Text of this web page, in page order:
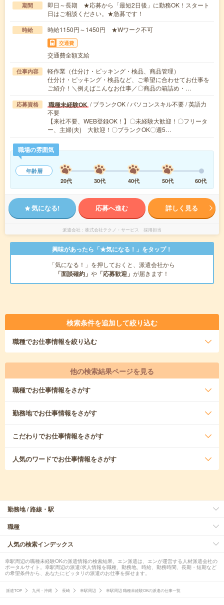
期間
即日～長期 ★応募から「最短2日後」に勤務OK！スタート
日はご相談ください。★急募です！
時給 時給1150円～1450円 ★Wワーク不可
交通費
交通費全額支給
仕事内容
軽作業（仕分け・ピッキング・検品、商品管理）
仕分け・ピッキング・検品など、ご希望に合わせてお仕事を
ご紹介！＼例えばこんなお仕事／〇商品の箱詰め・…
応募資格 職種未経験OK / ブランクOK / パソコンスキル不要 / 英語力
不要
【来社不要、WEB登録OK！】〇未経験大歓迎！〇フリータ
ー、主婦(夫) 大歓迎！〇ブランクOK〇週5…
職場の雰囲気
年齢層
20代
30代 40代 50代 60代
気になる! 応募へ進む 詳しく見る
派遣会社 株式会社テクノ・サービス 採用担当
興味があったら「★気になる！」をタップ！
「気になる！」を押しておくと、派遣会社から
「面談確約」 や 「応募歓迎」 が届きます！
検索条件を追加して絞り込む
職種でお仕事情報を絞り込む
他の検索結果ページを見る
職種でお仕事情報をさがす
勤務地でお仕事情報をさがす
こだわりでお仕事情報をさがす
人気のワードでお仕事情報をさがす
勤務地 / 路線・駅
職種
人気の検索インデックス
幸駅周辺の職種未経験OKの派遣情報の検索結果。エン派遣は、エンが運営する人材派遣会社の
ポータルサイト。幸駅周辺の派遣/求人情報を職種、勤務地、時給、勤務時間、長期・短期など
の希望条件から、あなたにピッタリの派遣のお仕事を探せます。
派遣TOP 九州・沖縄 長崎 幸駅周辺 幸駅周辺 職種未経験OKの派遣の仕事一覧